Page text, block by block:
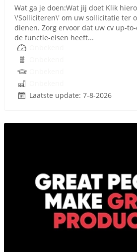
Wat ga je doen:Wat jij doet Klik
\'Solliciteren\' om uw sollicitatie ter
dienen. Zorg ervoor dat uw cv up-
de functie-eisen heeft...
Laatste update: 7-8-2026